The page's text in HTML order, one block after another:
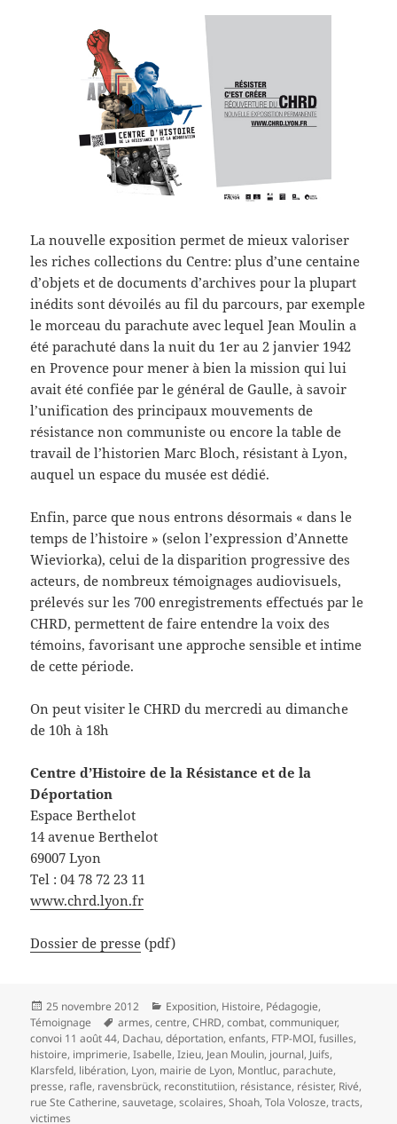
La nouvelle exposition permet de mieux valoriser
les riches collections du Centre: plus d’une centaine
d’objets et de documents d’archives pour la plupart
inédits sont dévoilés au fil du parcours, par exemple
le morceau du parachute avec lequel Jean Moulin a
été parachuté dans la nuit du 1er au 2 janvier 1942
en Provence pour mener à bien la mission qui lui
avait été confiée par le général de Gaulle, à savoir
l’unification des principaux mouvements de
résistance non communiste ou encore la table de
travail de l’historien Marc Bloch, résistant à Lyon,
auquel un espace du musée est dédié.
Enfin, parce que nous entrons désormais « dans le
temps de l’histoire » (selon l’expression d’Annette
Wieviorka), celui de la disparition progressive des
acteurs, de nombreux témoignages audiovisuels,
prélevés sur les 700 enregistrements effectués par le
CHRD, permettent de faire entendre la voix des
témoins, favorisant une approche sensible et intime
de cette période.
On peut visiter le CHRD du mercredi au dimanche
de 10h à 18h
Centre d’Histoire de la Résistance et de la
Déportation
Espace Berthelot
14 avenue Berthelot
69007 Lyon
Tel : 04 78 72 23 11
www.chrd.lyon.fr
Dossier de presse (pdf)
Publié
le
25 novembre 2012 Catégories
Exposition, Histoire, Pédagogie,
Témoignage
Mots-
clés
armes,centre,CHRD,combat,communiquer,
convoi 11 août 44, Dachau,déportation,enfants, FTP-MOI,fusilles,
histoire, imprimerie,Isabelle,Izieu, Jean Moulin, journal, Juifs,
Klarsfeld, libération, Lyon, mairie de Lyon, Montluc, parachute,
presse, rafle, ravensbrück, reconstitutiion, résistance, résister, Rivé,
rue Ste Catherine,sauvetage,scolaires,Shoah,Tola Volosze,tracts,
victimes